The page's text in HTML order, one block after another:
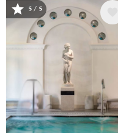
Afbeelding
5 / 5